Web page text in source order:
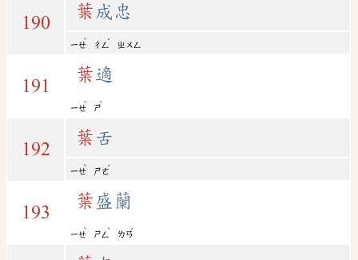
190
葉 成忠
ㄧㄝ
ˋ
ㄔㄥ
ˊ
ㄓㄨㄥ
191
葉適
ㄧㄝ
ˋ
ㄕ
ˋ
192
葉 舌
ㄧㄝ
ˋ
ㄕㄜ
ˊ
193
葉 盛蘭
ㄧㄝ
ˋ
ㄕㄥ
ˋ
ㄌㄢ
ˊ